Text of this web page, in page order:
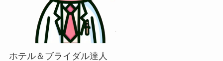
ホテル＆ブライダル達人